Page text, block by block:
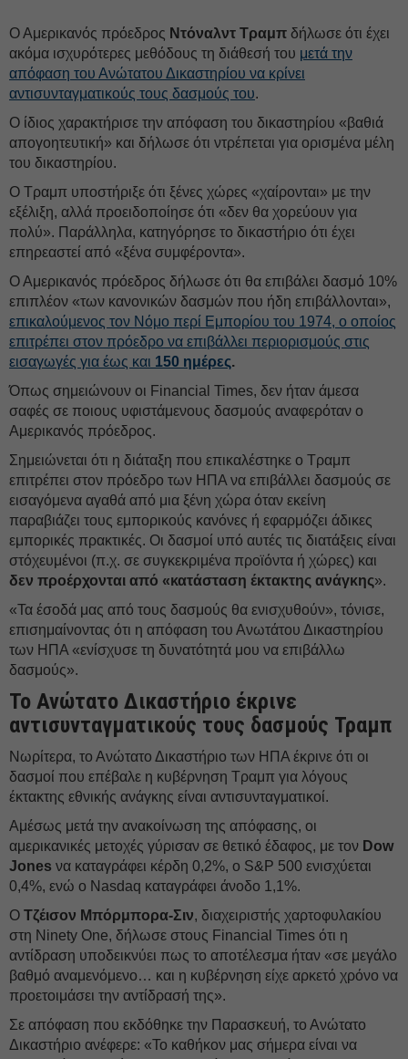
Ο Αμερικανός πρόεδρος Ντόναλντ Τραμπ δήλωσε ότι έχει
ακόμα ισχυρότερες μεθόδους τη διάθεσή του μετά την
απόφαση του Ανώτατου Δικαστηρίου να κρίνει
αντισυνταγματικούς τους δασμούς του.
Ο ίδιος χαρακτήρισε την απόφαση του δικαστηρίου «βαθιά
απογοητευτική» και δήλωσε ότι ντρέπεται για ορισμένα μέλη
του δικαστηρίου.
Ο Τραμπ υποστήριξε ότι ξένες χώρες «χαίρονται» με την
εξέλιξη, αλλά προειδοποίησε ότι «δεν θα χορεύουν για
πολύ». Παράλληλα, κατηγόρησε το δικαστήριο ότι έχει
επηρεαστεί από «ξένα συμφέροντα».
Ο Αμερικανός πρόεδρος δήλωσε ότι θα επιβάλει δασμό 10%
επιπλέον «των κανονικών δασμών που ήδη επιβάλλονται»,
επικαλούμενος τον Νόμο περί Εμπορίου του 1974, ο οποίος
επιτρέπει στον πρόεδρο να επιβάλλει περιορισμούς στις
εισαγωγές για έως και 150 ημέρες.
Όπως σημειώνουν οι Financial Times, δεν ήταν άμεσα
σαφές σε ποιους υφιστάμενους δασμούς αναφερόταν ο
Αμερικανός πρόεδρος.
Σημειώνεται ότι η διάταξη που επικαλέστηκε ο Τραμπ
επιτρέπει στον πρόεδρο των ΗΠΑ να επιβάλλει δασμούς σε
εισαγόμενα αγαθά από μια ξένη χώρα όταν εκείνη
παραβιάζει τους εμπορικούς κανόνες ή εφαρμόζει άδικες
εμπορικές πρακτικές. Οι δασμοί υπό αυτές τις διατάξεις είναι
στόχευμένοι (π.χ. σε συγκεκριμένα προϊόντα ή χώρες) και
δεν προέρχονται από «κατάσταση έκτακτης ανάγκης».
«Τα έσοδά μας από τους δασμούς θα ενισχυθούν», τόνισε,
επισημαίνοντας ότι η απόφαση του Ανωτάτου Δικαστηρίου
των ΗΠΑ «ενίσχυσε τη δυνατότητά μου να επιβάλλω
δασμούς».
Το Ανώτατο Δικαστήριο έκρινε
αντισυνταγματικούς τους δασμούς Τραμπ
Νωρίτερα, το Ανώτατο Δικαστήριο των ΗΠΑ έκρινε ότι οι
δασμοί που επέβαλε η κυβέρνηση Τραμπ για λόγους
έκτακτης εθνικής ανάγκης είναι αντισυνταγματικοί.
Αμέσως μετά την ανακοίνωση της απόφασης, οι
αμερικανικές μετοχές γύρισαν σε θετικό έδαφος, με τον Dow
Jones να καταγράφει κέρδη 0,2%, ο S&P 500 ενισχύεται
0,4%, ενώ ο Nasdaq καταγράφει άνοδο 1,1%.
Ο Τζέισον Μπόρμπορα-Σιν, διαχειριστής χαρτοφυλακίου
στη Ninety One, δήλωσε στους Financial Times ότι η
αντίδραση υποδεικνύει πως το αποτέλεσμα ήταν «σε μεγάλο
βαθμό αναμενόμενο… και η κυβέρνηση είχε αρκετό χρόνο να
προετοιμάσει την αντίδρασή της».
Σε απόφαση που εκδόθηκε την Παρασκευή, το Ανώτατο
Δικαστήριο ανέφερε: «Το καθήκον μας σήμερα είναι να